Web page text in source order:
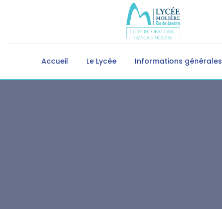
Accueil Le Lycée Informations générales